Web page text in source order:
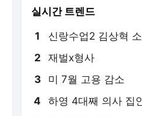
실시간 트렌드
1 신랑수업2 김상혁
2 재벌x형사
3 미 7월 고용 감소
4 하영 4대째 의사 집